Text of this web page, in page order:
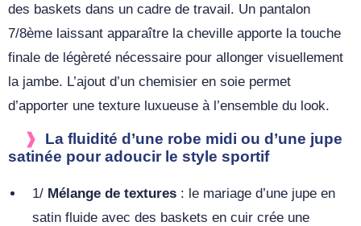
des baskets dans un cadre de travail. Un pantalon
7/8ème laissant apparaître la cheville apporte la touche
finale de légèreté nécessaire pour allonger visuellement
la jambe. L’ajout d’un chemisier en soie permet
d’apporter une texture luxueuse à l’ensemble du look.
La fluidité d’une robe midi ou d’une jupe
satinée pour adoucir le style sportif
1/ Mélange de textures : le mariage d’une jupe en
satin fluide avec des baskets en cuir crée une